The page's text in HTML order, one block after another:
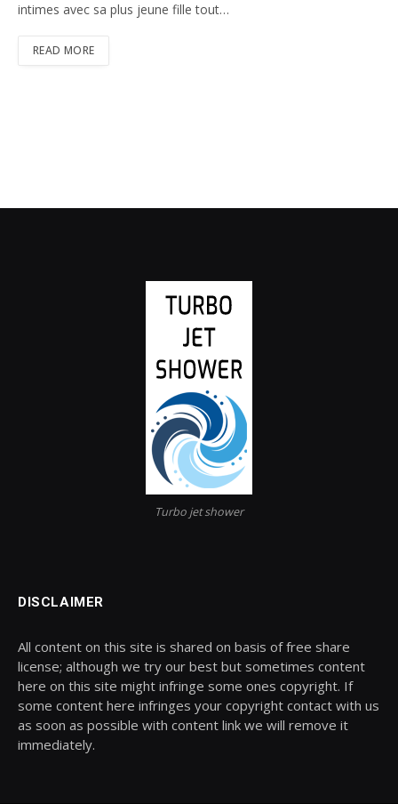
intimes avec sa plus jeune fille tout…
READ MORE
Turbo jet shower
DISCLAIMER
All content on this site is shared on basis of free share
license; although we try our best but sometimes content
here on this site might infringe some ones copyright. If
some content here infringes your copyright contact with us
as soon as possible with content link we will remove it
immediately.